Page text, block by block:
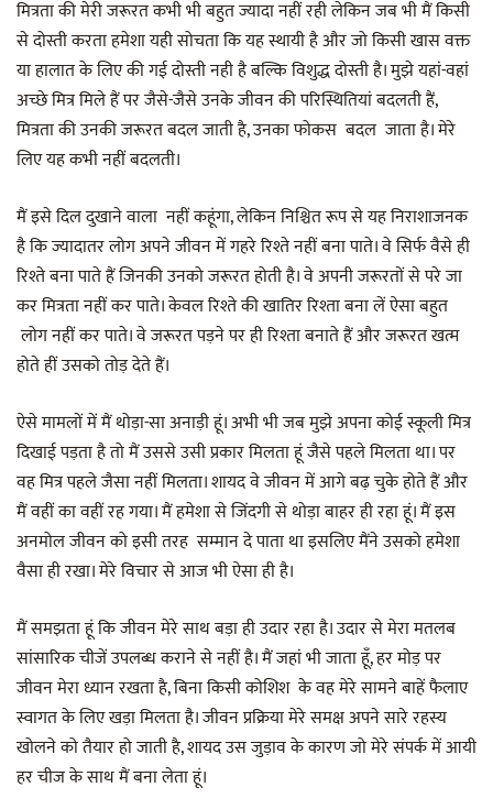
मित्रता की मेरी जरूरत कभी भी बहुत ज्यादा नहीं रही लेकिन जब भी मैं किसी
से दोस्ती करता हमेशा यही सोचता कि यह स्थायी है और जो किसी खास वक्त
या हालात के लिए की गई दोस्ती नही है बल्कि विशुद्ध दोस्ती है। मुझे यहां-वहां
अच्छे मित्र मिले हैं पर जैसे-जैसे उनके जीवन की परिस्थितियां बदलती हैं,
मित्रता की उनकी जरूरत बदल जाती है, उनका फोकस बदल जाता है। मेरे
लिए यह कभी नहीं बदलती।
मैं इसे दिल दुखाने वाला नहीं कहूंगा, लेकिन निश्चित रूप से यह निराशाजनक
है कि ज्यादातर लोग अपने जीवन में गहरे रिश्ते नहीं बना पाते। वे सिर्फ वैसे ही
रिश्ते बना पाते हैं जिनकी उनको जरूरत होती है। वे अपनी जरूरतों से परे जा
कर मित्रता नहीं कर पाते। केवल रिश्ते की खातिर रिश्ता बना लें ऐसा बहुत
लोग नहीं कर पाते। वे जरूरत पड़ने पर ही रिश्ता बनाते हैं और जरूरत खत्म
होते हीं उसको तोड़ देते हैं।
ऐसे मामलों में मैं थोड़ा-सा अनाड़ी हूं। अभी भी जब मुझे अपना कोई स्कूली मित्र
दिखाई पड़ता है तो मैं उससे उसी प्रकार मिलता हूं जैसे पहले मिलता था। पर
वह मित्र पहले जैसा नहीं मिलता। शायद वे जीवन में आगे बढ़ चुके होते हैं और
मैं वहीं का वहीं रह गया। मैं हमेशा से जिंदगी से थोड़ा बाहर ही रहा हूं। मैं इस
अनमोल जीवन को इसी तरह सम्मान दे पाता था इसलिए मैंने उसको हमेशा
वैसा ही रखा। मेरे विचार से आज भी ऐसा ही है।
मैं समझता हूं कि जीवन मेरे साथ बड़ा ही उदार रहा है। उदार से मेरा मतलब
सांसारिक चीजें उपलब्ध कराने से नहीं है। मैं जहां भी जाता हूँ, हर मोड़ पर
जीवन मेरा ध्यान रखता है, बिना किसी कोशिश के वह मेरे सामने बाहें फैलाए
स्वागत के लिए खड़ा मिलता है। जीवन प्रक्रिया मेरे समक्ष अपने सारे रहस्य
खोलने को तैयार हो जाती है, शायद उस जुड़ाव के कारण जो मेरे संपर्क में आयी
हर चीज के साथ मैं बना लेता हूं।